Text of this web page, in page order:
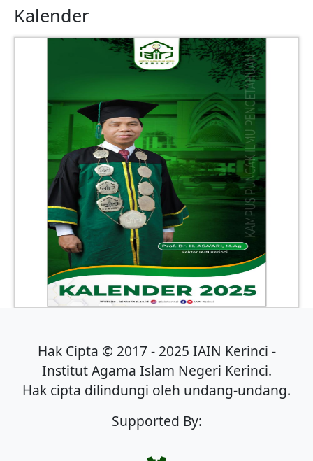
Kalender
Hak Cipta © 2017 - 2025 IAIN Kerinci -
Institut Agama Islam Negeri Kerinci.
Hak cipta dilindungi oleh undang-undang.
Supported By: